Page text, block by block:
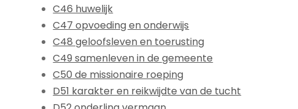
C46 huwelijk
C47 opvoeding en onderwijs
C48 geloofsleven en toerusting
C49 samenleven in de gemeente
C50 de missionaire roeping
D51 karakter en reikwijdte van de tucht